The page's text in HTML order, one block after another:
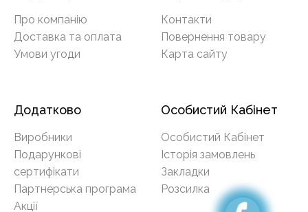
Про компанію
Доставка та оплата
Умови угоди
Контакти
Повернення товару
Карта сайту
Додатково
Виробники
Подарункові
сертифікати
Партнерська програма
Акції
Особистий Кабінет
Особистий Кабінет
Історія замовлень
Закладки
Розсилка